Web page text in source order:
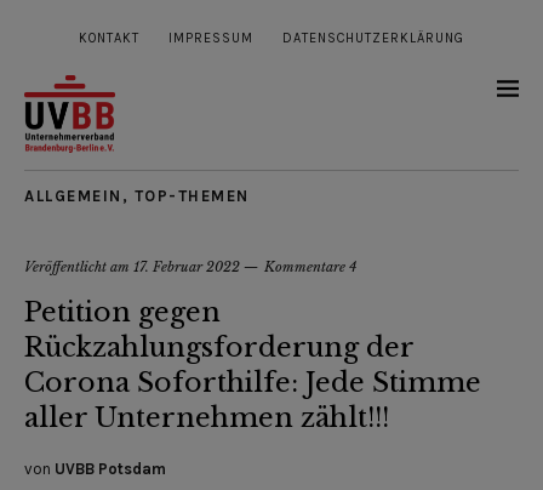
KONTAKT IMPRESSUM DATENSCHUTZERKLÄRUNG
ALLGEMEIN , TOP-THEMEN
Veröffentlicht am 17. Februar 2022 Kommentare 4
Petition gegen
Rückzahlungsforderung der
Corona Soforthilfe: Jede Stimme
aller Unternehmen zählt!!!
von UVBB Potsdam